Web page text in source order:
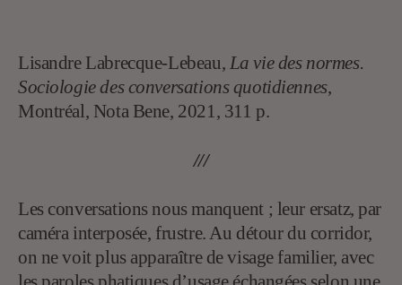
Lisandre Labrecque-Lebeau, La vie des normes.
Sociologie des conversations quotidiennes,
Montréal, Nota Bene, 2021, 311 p.
///
Les conversations nous manquent ; leur ersatz, par
caméra interposée, frustre. Au détour du corridor,
on ne voit plus apparaître de visage familier, avec